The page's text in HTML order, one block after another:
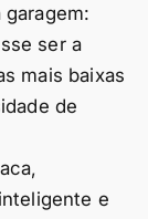
ser a
mais baixas
de
e